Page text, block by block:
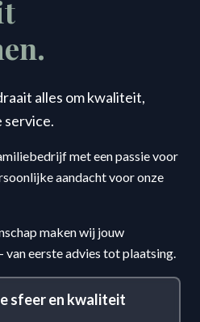
alles om kwaliteit,
service.
met een passie voor
aandacht voor onze
maken wij jouw
eerste advies tot plaatsing.
sfeer en kwaliteit